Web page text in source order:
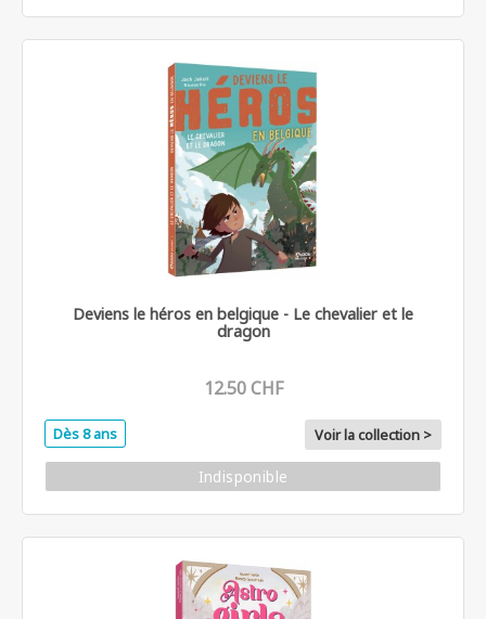
Deviens le héros en belgique - Le chevalier et le
dragon
12.50 CHF
Dès 8 ans Voir la collection >
Indisponible